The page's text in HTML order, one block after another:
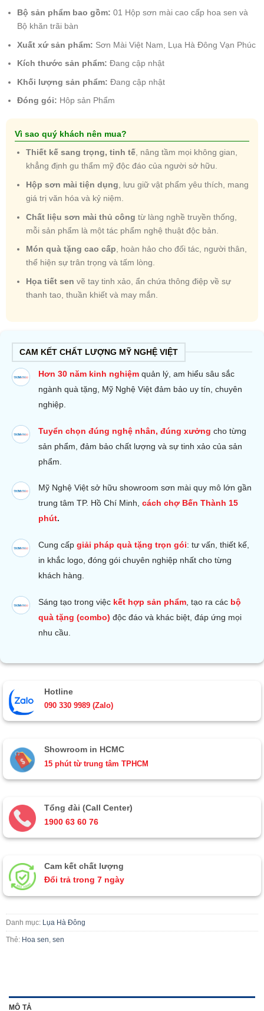
Bộ sản phẩm bao gồm: 01 Hộp sơn mài cao cấp hoa sen và
Bộ khăn trãi bàn
Xuất xứ sản phẩm: Sơn Mài Việt Nam, Lụa Hà Đông Vạn Phúc
Kích thước sản phẩm: Đang cập nhật
Khối lượng sản phẩm: Đang cập nhật
Đóng gói: Hôp sản Phẩm
Vì sao quý khách nên mua?
Thiết kế sang trọng, tinh tế, nâng tầm mọi không gian,
khẳng định gu thẩm mỹ độc đáo của người sở hữu.
Hộp sơn mài tiện dụng , lưu giữ vật phẩm yêu thích, mang
giá trị văn hóa và kỷ niệm.
Chất liệu sơn mài thủ công từ làng nghề truyền thống,
mỗi sản phẩm là một tác phẩm nghệ thuật độc bản.
Món quà tặng cao cấp, hoàn hảo cho đối tác, người thân,
thể hiện sự trân trọng và tấm lòng.
Họa tiết sen vẽ tay tinh xảo, ẩn chứa thông điệp về sự
thanh tao, thuần khiết và may mắn.
CAM KẾT CHẤT LƯỢNG MỸ NGHỆ VIỆT
Hơn 30 năm kinh nghiệm quản lý, am hiểu sâu sắc
ngành quà tặng, Mỹ Nghệ Việt đảm bảo uy tín, chuyên
nghiệp.
Tuyển chọn đúng nghệ nhân, đúng xưởngcho từng
sản phẩm, đảm bảo chất lượng và sự tinh xảo của sản
phẩm.
Mỹ Nghệ Việt sở hữu showroom sơn mài quy mô lớn gần
trung tâm TP. Hồ Chí Minh,cách chợ Bến Thành 15
phút.
Cung cấpgiải pháp quà tặng trọn gói: tư vấn, thiết kế,
in khắc logo, đóng gói chuyên nghiệp nhất cho từng
khách hàng.
Sáng tạo trong việc kết hợp sản phẩm , tạo ra các bộ
quà tặng (combo) độc đáo và khác biệt, đáp ứng mọi
nhu cầu.
Hotline
090 330 9989 (Zalo)
Showroom in HCMC
15 phút từ trung tâm TPHCM
Tổng đài (Call Center)
1900 63 60 76
Cam kết chất lượng
Đổi trả trong 7 ngày
Danh mục: Lụa Hà Đông
Thẻ: Hoa sen sen
MÔ TẢ